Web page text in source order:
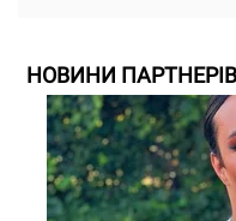
НОВИНИ ПАРТНЕРІВ